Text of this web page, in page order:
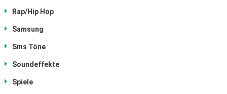
Rap/Hip Hop
Samsung
Sms Töne
Soundeffekte
Spiele